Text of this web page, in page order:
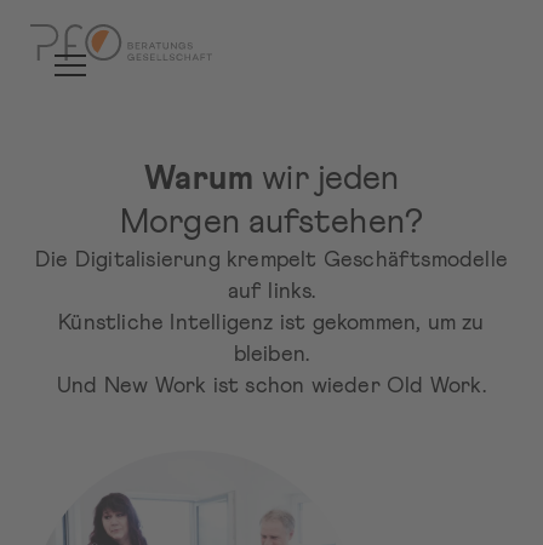
Beratungsgesellschaft:
Psychologie
für
Organisationen,
Führung
Work
Warum wir jeden
Morgen aufstehen?
Die Digitalisierung krempelt Geschäftsmodelle
auf links.
Künstliche Intelligenz ist gekommen, um zu
bleiben.
Und New Work ist schon wieder Old Work.